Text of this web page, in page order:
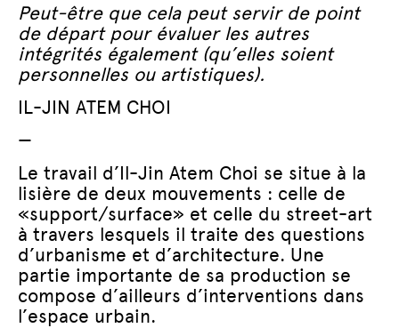
Peut-être que cela peut servir de point
de départ pour évaluer les autres
intégrités également (qu’elles soient
personnelles ou artistiques).
IL-JIN ATEM CHOI
—
Le travail d’Il-Jin Atem Choi se situe à la
lisière de deux mouvements : celle de
«support/surface» et celle du street-art
à travers lesquels il traite des questions
d’urbanisme et d’architecture. Une
partie importante de sa production se
compose d’ailleurs d’interventions dans
l’espace urbain.